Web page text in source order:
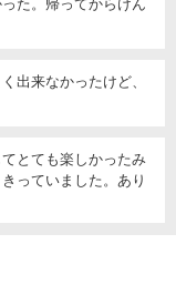
た。帰ってからけん
出来なかったけど、
とても楽しかったみ
っていました。あり